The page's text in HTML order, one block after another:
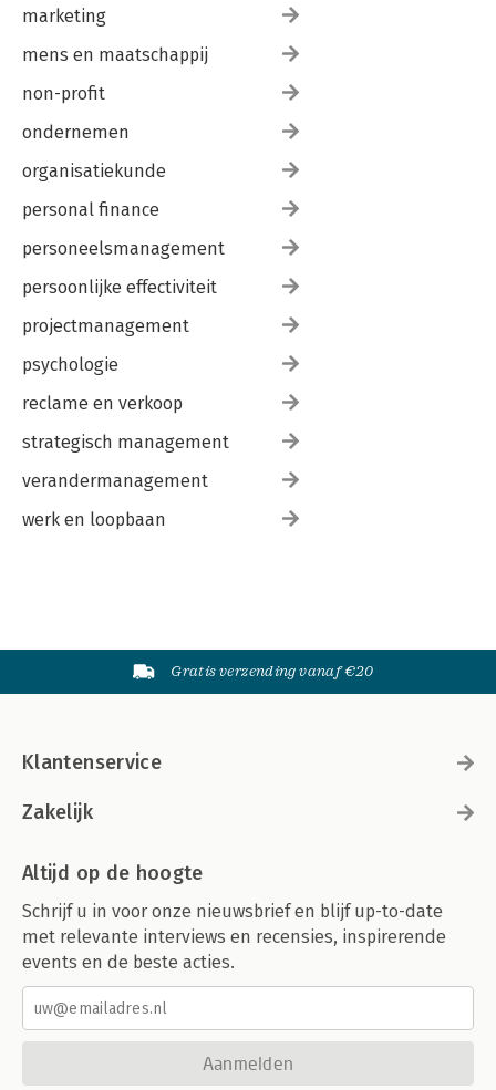
marketing
mens en maatschappij
non-profit
ondernemen
organisatiekunde
personal finance
personeelsmanagement
persoonlijke effectiviteit
projectmanagement
psychologie
reclame en verkoop
strategisch management
verandermanagement
werk en loopbaan
Gratis verzending vanaf €20
Klantenservice
Zakelijk
Altijd op de hoogte
Schrijf u in voor onze nieuwsbrief en blijf up-to-date
met relevante interviews en recensies, inspirerende
events en de beste acties.
Aanmelden